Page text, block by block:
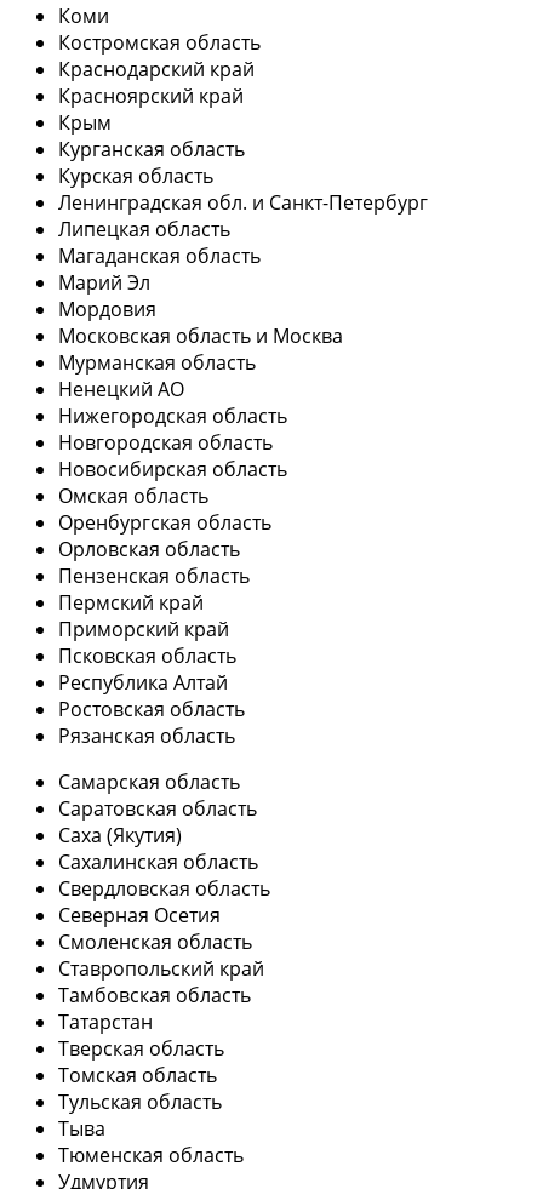
Коми
Костромская область
Краснодарский край
Красноярский край
Крым
Курганская область
Курская область
Ленинградская обл. и Санкт-Петербург
Липецкая область
Магаданская область
Марий Эл
Мордовия
Московская область и Москва
Мурманская область
Ненецкий АО
Нижегородская область
Новгородская область
Новосибирская область
Омская область
Оренбургская область
Орловская область
Пензенская область
Пермский край
Приморский край
Псковская область
Республика Алтай
Ростовская область
Рязанская область
Самарская область
Саратовская область
Саха (Якутия)
Сахалинская область
Свердловская область
Северная Осетия
Смоленская область
Ставропольский край
Тамбовская область
Татарстан
Тверская область
Томская область
Тульская область
Тыва
Тюменская область
Удмуртия